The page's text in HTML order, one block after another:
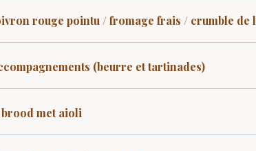
rouge pointu / fromage frais / crumble de
(beurre et tartinades)
brood met aioli